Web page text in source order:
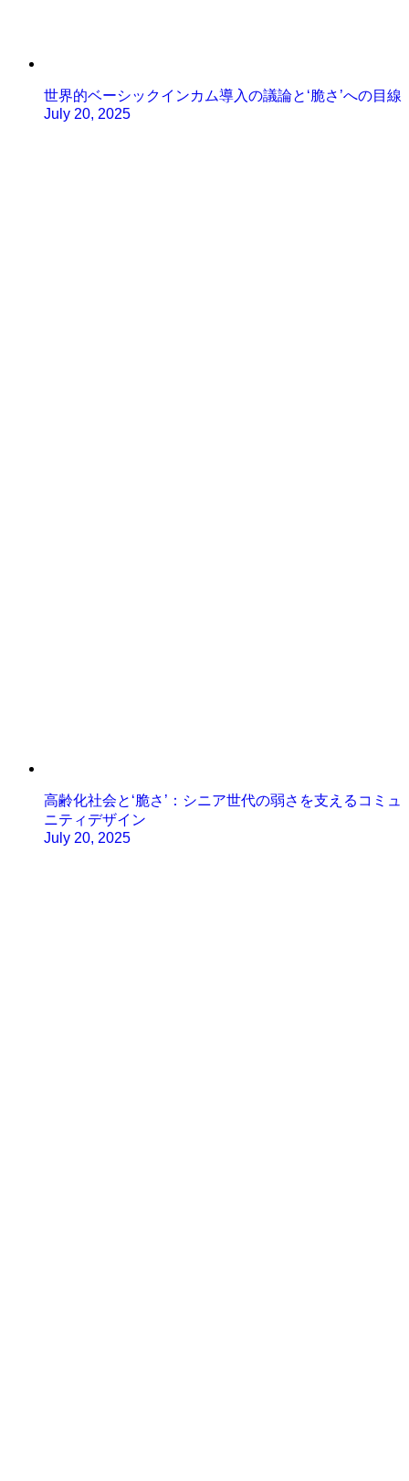
世界的ベーシックインカム導入の議論と‘脆さ’への目線
July 20, 2025
高齢化社会と‘脆さ’：シニア世代の弱さを支えるコミュ
ニティデザイン
July 20, 2025